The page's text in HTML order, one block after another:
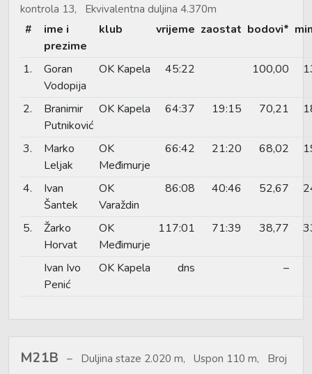
kontrola 13, Ekvivalentna duljina 4.370m
#
ime i
prezime
klub vrijeme zaostat bodovi*
1.
Goran
Vodopija
OK Kapela 45:22 100,00
2.
Branimir
Putniković
OK Kapela 64:37 19:15 70,21
3.
Marko
Leljak
OK
Međimurje
66:42 21:20 68,02
4.
Ivan
Šantek
OK
Varaždin
86:08 40:46 52,67
5.
Žarko
Horvat
OK
Međimurje
117:01 71:39 38,77
Ivan Ivo
Penić
OK Kapela dns –
M21B
Duljina staze 2.020 m, Uspon 110 m, Broj